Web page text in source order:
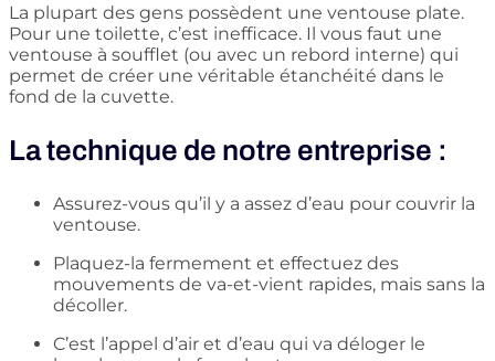
La plupart des gens possèdent une ventouse plate.
Pour une toilette, c’est inefficace. Il vous faut une
ventouse à soufflet (ou avec un rebord interne) qui
permet de créer une véritable étanchéité dans le
fond de la cuvette.
La technique de notre entreprise :
Assurez-vous qu’il y a assez d’eau pour couvrir la
ventouse.
Plaquez-la fermement et effectuez des
mouvements de va-et-vient rapides, mais sans la
décoller.
C’est l’appel d’air et d’eau qui va déloger le